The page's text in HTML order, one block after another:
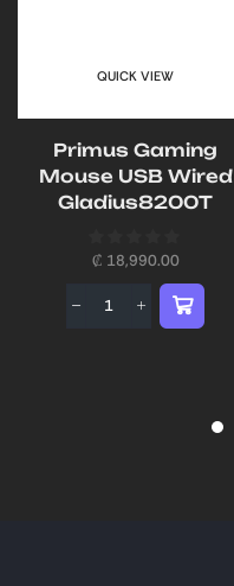
QUICK VIEW
Primus Gaming
Mouse USB Wired
Gladius8200T
₡ 18,990.00